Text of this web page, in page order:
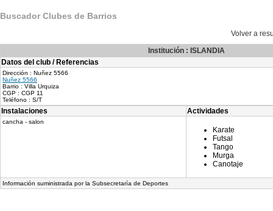
Buscador Clubes de Barrios
Volver a
Institución : ISLANDIA
Datos del club / Referencias
Dirección : Nuñez 5566
Nuñez 5566
Barrio : Villa Urquiza
CGP : CGP 11
Teléfono : S/T
Instalaciones Actividades
cancha - salon
Karate
Futsal
Tango
Murga
Canotaje
Información suministrada por la Subsecretaría de Deportes